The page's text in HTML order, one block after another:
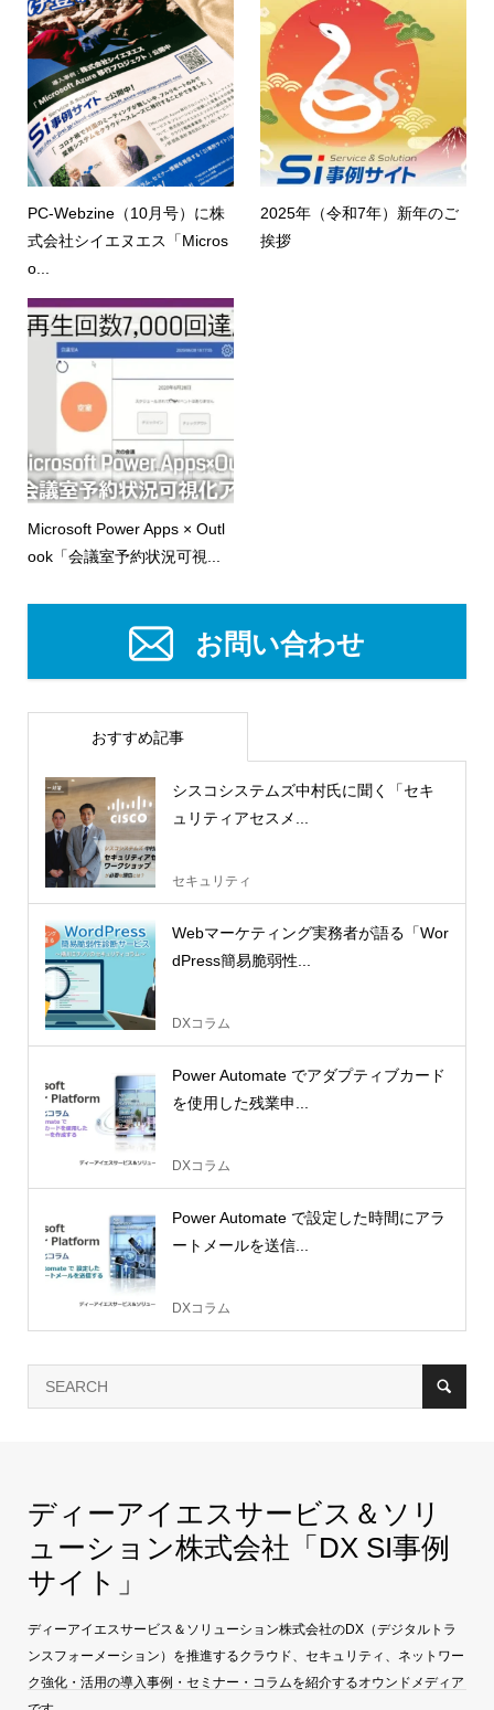
PC-Webzine（10月号）に株
式会社シイエヌエス「Micros
o...
2025年（令和7年）新年のご
挨拶
Microsoft Power Apps × Outl
ook「会議室予約状況可視...
お問い合わせ
おすすめ記事
シスコシステムズ中村氏に聞く「セキ
ュリティアセスメ...
セキュリティ
Webマーケティング実務者が語る「Wor
dPress簡易脆弱性...
DXコラム
Power Automate でアダプティブカード
を使用した残業申...
DXコラム
Power Automate で設定した時間にアラ
ートメールを送信...
DXコラム
ディーアイエスサービス＆ソリ
ューション株式会社「DX SI事例
サイト」
ディーアイエスサービス＆ソリューション株式会社のDX（デジタルトラ
ンスフォーメーション）を推進するクラウド、セキュリティ、ネットワー
ク強化・活用の導入事例・セミナー・コラムを紹介するオウンドメディア